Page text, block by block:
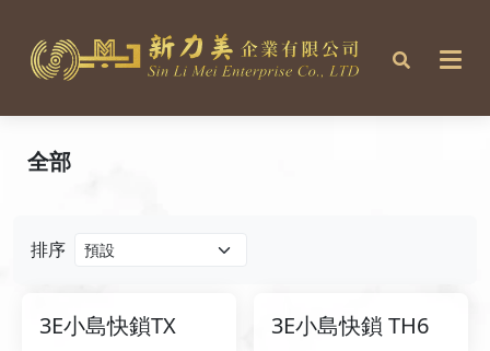
排序
3E小島快鎖TX 3E小島快鎖 TH6
全部